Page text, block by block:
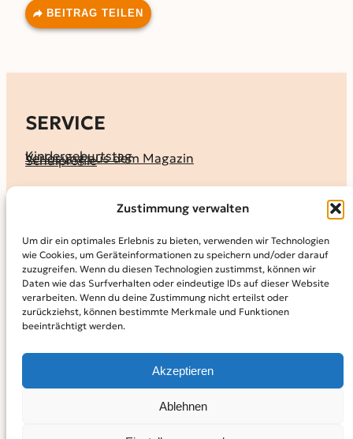
Zustimmung verwalten
Um dir ein optimales Erlebnis zu bieten, verwenden wir Technologien
wie Cookies, um Geräteinformationen zu speichern und/oder darauf
zuzugreifen. Wenn du diesen Technologien zustimmst, können wir
Daten wie das Surfverhalten oder eindeutige IDs auf dieser Website
verarbeiten. Wenn du deine Zustimmung nicht erteilst oder
zurückziehst, können bestimmte Merkmale und Funktionen
beeinträchtigt werden.
Akzeptieren
Ablehnen
BEITRAG TEILEN
SERVICE
Kindergeburtstag
Verlosung aus dem Magazin
Schulprofile
KALENDER
MAGAZIN
KidS-Ausgaben online lesen
Abonnement
Archiv
INFO
Datenschutz­erklärung
Powered by